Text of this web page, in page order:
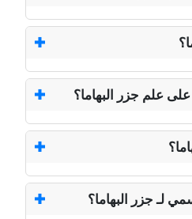
علم جزر البهاما؟
لـ جزر البهاما؟